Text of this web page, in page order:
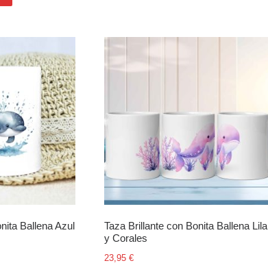
Ballena Azul
Taza Brillante con Bonita Ballena Lila
y Corales
23,95 €